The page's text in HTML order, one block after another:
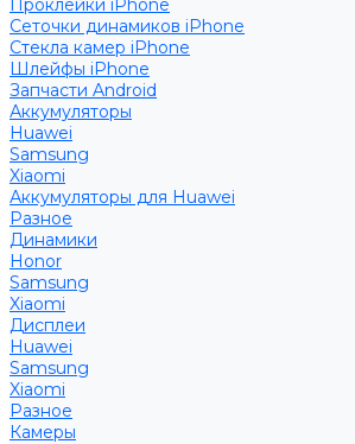
Проклейки iPhone
Сеточки динамиков iPhone
Стекла камер iPhone
Шлейфы iPhone
Запчасти Android
Аккумуляторы
Huawei
Samsung
Xiaomi
Аккумуляторы для Huawei
Разное
Динамики
Honor
Samsung
Xiaomi
Дисплеи
Huawei
Samsung
Xiaomi
Разное
Камеры